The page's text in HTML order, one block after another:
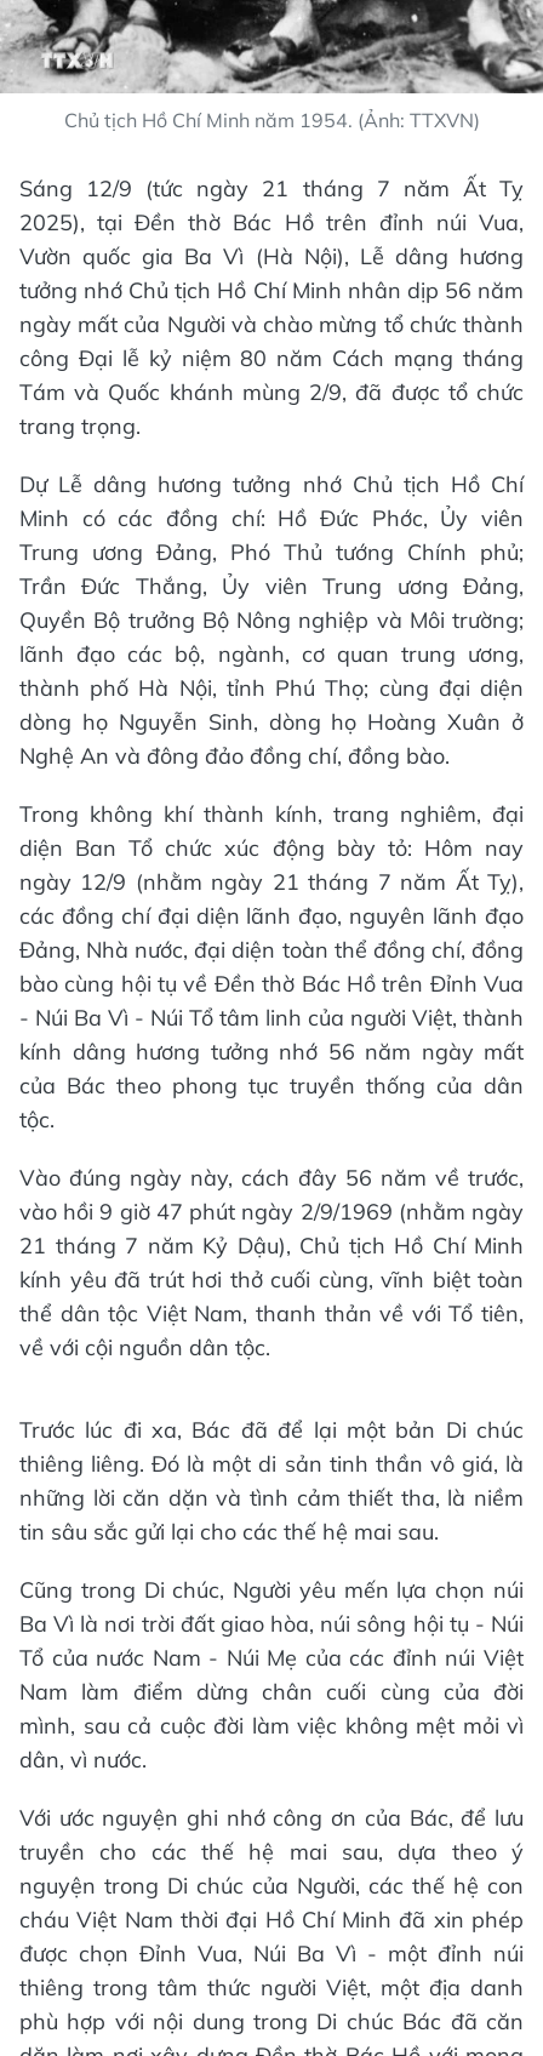
Chủ tịch Hồ Chí Minh năm 1954. (Ảnh: TTXVN)
Sáng 12/9 (tức ngày 21 tháng 7 năm Ất Tỵ
2025), tại Đền thờ Bác Hồ trên đỉnh núi Vua,
Vườn quốc gia Ba Vì (Hà Nội), Lễ dâng hương
tưởng nhớ Chủ tịch Hồ Chí Minh nhân dịp 56 năm
ngày mất của Người và chào mừng tổ chức thành
công Đại lễ kỷ niệm 80 năm Cách mạng tháng
Tám và Quốc khánh mùng 2/9, đã được tổ chức
trang trọng.
Dự Lễ dâng hương tưởng nhớ Chủ tịch Hồ Chí
Minh có các đồng chí: Hồ Đức Phớc, Ủy viên
Trung ương Đảng, Phó Thủ tướng Chính phủ;
Trần Đức Thắng, Ủy viên Trung ương Đảng,
Quyền Bộ trưởng Bộ Nông nghiệp và Môi trường;
lãnh đạo các bộ, ngành, cơ quan trung ương,
thành phố Hà Nội, tỉnh Phú Thọ; cùng đại diện
dòng họ Nguyễn Sinh, dòng họ Hoàng Xuân ở
Nghệ An và đông đảo đồng chí, đồng bào.
Trong không khí thành kính, trang nghiêm, đại
diện Ban Tổ chức xúc động bày tỏ: Hôm nay
ngày 12/9 (nhằm ngày 21 tháng 7 năm Ất Tỵ),
các đồng chí đại diện lãnh đạo, nguyên lãnh đạo
Đảng, Nhà nước, đại diện toàn thể đồng chí, đồng
bào cùng hội tụ về Đền thờ Bác Hồ trên Đỉnh Vua
- Núi Ba Vì - Núi Tổ tâm linh của người Việt, thành
kính dâng hương tưởng nhớ 56 năm ngày mất
của Bác theo phong tục truyền thống của dân
tộc.
Vào đúng ngày này, cách đây 56 năm về trước,
vào hồi 9 giờ 47 phút ngày 2/9/1969 (nhằm ngày
21 tháng 7 năm Kỷ Dậu), Chủ tịch Hồ Chí Minh
kính yêu đã trút hơi thở cuối cùng, vĩnh biệt toàn
thể dân tộc Việt Nam, thanh thản về với Tổ tiên,
về với cội nguồn dân tộc.
Trước lúc đi xa, Bác đã để lại một bản Di chúc
thiêng liêng. Đó là một di sản tinh thần vô giá, là
những lời căn dặn và tình cảm thiết tha, là niềm
tin sâu sắc gửi lại cho các thế hệ mai sau.
Cũng trong Di chúc, Người yêu mến lựa chọn núi
Ba Vì là nơi trời đất giao hòa, núi sông hội tụ - Núi
Tổ của nước Nam - Núi Mẹ của các đỉnh núi Việt
Nam làm điểm dừng chân cuối cùng của đời
mình, sau cả cuộc đời làm việc không mệt mỏi vì
dân, vì nước.
Với ước nguyện ghi nhớ công ơn của Bác, để lưu
truyền cho các thế hệ mai sau, dựa theo ý
nguyện trong Di chúc của Người, các thế hệ con
cháu Việt Nam thời đại Hồ Chí Minh đã xin phép
được chọn Đỉnh Vua, Núi Ba Vì - một đỉnh núi
thiêng trong tâm thức người Việt, một địa danh
phù hợp với nội dung trong Di chúc Bác đã căn